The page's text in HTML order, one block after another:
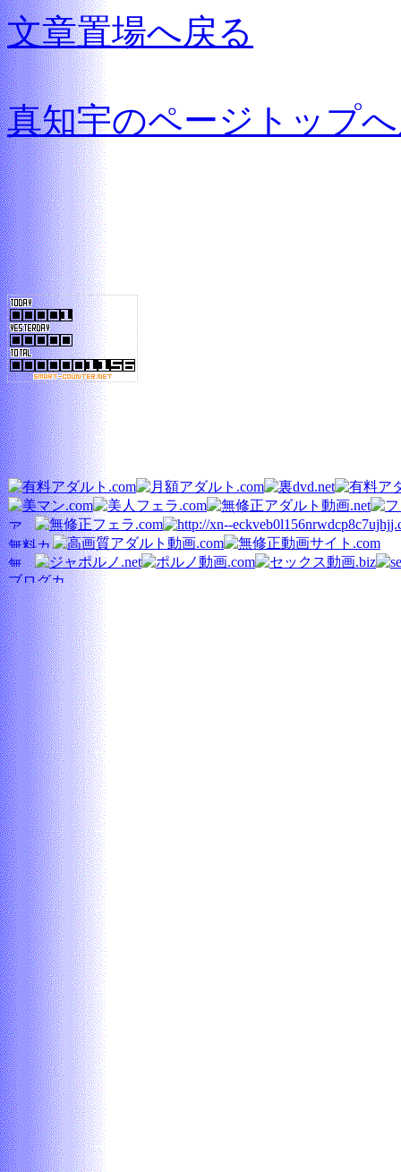
文章置場へ戻る
真知宇のページトップ